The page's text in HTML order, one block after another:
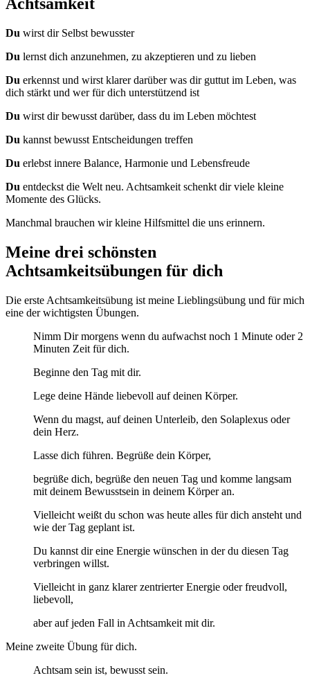
Du wirst dir Selbst bewusster
Du lernst dich anzunehmen, zu akzeptieren und zu lieben
Du erkennst und wirst klarer darüber was dir guttut im Leben, was
dich stärkt und wer für dich unterstützend ist
Du wirst dir bewusst darüber, dass du im Leben möchtest
Du kannst bewusst Entscheidungen treffen
Du erlebst innere Balance, Harmonie und Lebensfreude
Du entdeckst die Welt neu. Achtsamkeit schenkt dir viele kleine
Momente des Glücks.
Manchmal brauchen wir kleine Hilfsmittel die uns erinnern.
Meine drei schönsten
Achtsamkeitsübungen für dich
Die erste Achtsamkeitsübung ist meine Lieblingsübung und für mich
eine der wichtigsten Übungen.
Nimm Dir morgens wenn du aufwachst noch 1 Minute oder 2
Minuten Zeit für dich.
Beginne den Tag mit dir.
Lege deine Hände liebevoll auf deinen Körper.
Wenn du magst, auf deinen Unterleib, den Solaplexus oder
dein Herz.
Lasse dich führen. Begrüße dein Körper,
begrüße dich, begrüße den neuen Tag und komme langsam
mit deinem Bewusstsein in deinem Körper an.
Vielleicht weißt du schon was heute alles für dich ansteht und
wie der Tag geplant ist.
Du kannst dir eine Energie wünschen in der du diesen Tag
verbringen willst.
Vielleicht in ganz klarer zentrierter Energie oder freudvoll,
liebevoll,
aber auf jeden Fall in Achtsamkeit mit dir.
Meine zweite Übung für dich.
Achtsam sein ist, bewusst sein.